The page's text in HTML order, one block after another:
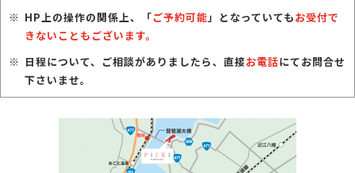
HP上の操作の関係上、「ご予約可能」となっていてもお受付で
きないこともございます。
日程について、ご相談がありましたら、直接お電話にてお問合せ
下さいませ。